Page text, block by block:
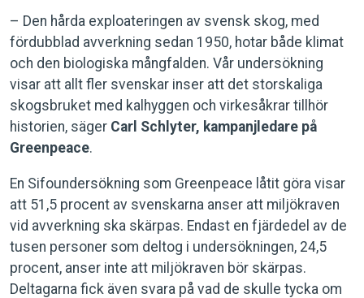
– Den hårda exploateringen av svensk skog, med
fördubblad avverkning sedan 1950, hotar både klimat
och den biologiska mångfalden. Vår undersökning
visar att allt fler svenskar inser att det storskaliga
skogsbruket med kalhyggen och virkesåkrar tillhör
historien, säger Carl Schlyter, kampanjledare på
Greenpeace.
En Sifoundersökning som Greenpeace låtit göra visar
att 51,5 procent av svenskarna anser att miljökraven
vid avverkning ska skärpas. Endast en fjärdedel av de
tusen personer som deltog i undersökningen, 24,5
procent, anser inte att miljökraven bör skärpas.
Deltagarna fick även svara på vad de skulle tycka om